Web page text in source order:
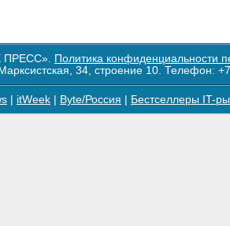
ПРЕСС». Политика конфиденциальности
34, строение 10. Телефон:
itWeek Byte/Россия Бестселлеры IT-